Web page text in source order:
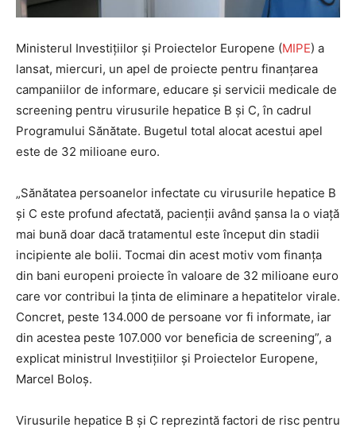
Ministerul Investițiilor și Proiectelor Europene (MIPE) a
lansat, miercuri, un apel de proiecte pentru finanțarea
campaniilor de informare, educare și servicii medicale de
screening pentru virusurile hepatice B și C, în cadrul
Programului Sănătate. Bugetul total alocat acestui apel
este de 32 milioane euro.
„Sănătatea persoanelor infectate cu virusurile hepatice B
și C este profund afectată, pacienții având șansa la o viață
mai bună doar dacă tratamentul este început din stadii
incipiente ale bolii. Tocmai din acest motiv vom finanța
din bani europeni proiecte în valoare de 32 milioane euro
care vor contribui la ținta de eliminare a hepatitelor virale.
Concret, peste 134.000 de persoane vor fi informate, iar
din acestea peste 107.000 vor beneficia de screening”, a
explicat ministrul Investițiilor și Proiectelor Europene,
Marcel Boloș.
Virusurile hepatice B și C reprezintă factori de risc pentru